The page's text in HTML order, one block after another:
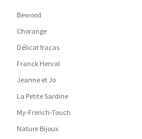
Bewood
Chorange
Délicat fracas
Franck Herval
Jeanne et Jo
La Petite Sardine
My-French-Touch
Nature Bijoux